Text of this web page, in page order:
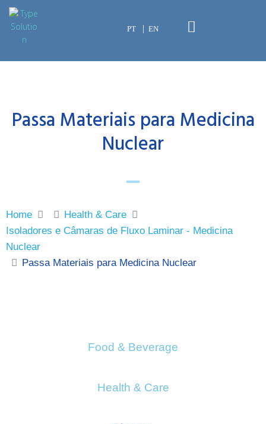
PT EN
Passa Materiais para Medicina
Nuclear
Home
Health & Care
Isoladores e Câmaras de Fluxo Laminar - Medicina
Nuclear
Passa Materiais para Medicina Nuclear
Food & Beverage
Health & Care